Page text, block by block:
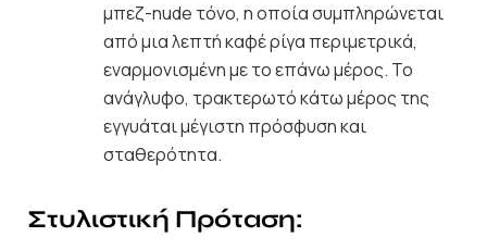
μπεζ-nude τόνο, η οποία συμπληρώνεται
από μια λεπτή καφέ ρίγα περιμετρικά,
εναρμονισμένη με το επάνω μέρος. Το
ανάγλυφο, τρακτερωτό κάτω μέρος της
εγγυάται μέγιστη πρόσφυση και
σταθερότητα.
Στυλιστική Πρόταση: